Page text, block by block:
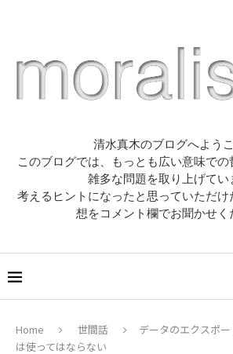
清水真木のブログへようこ
このブログでは、もっとも広い意味での
雑多な問題を取り上げてい
考えるヒントになったと思っていただ
想をコメント欄でお聞かせく
Home 世間話
データのエクスポ
は使ってはならない